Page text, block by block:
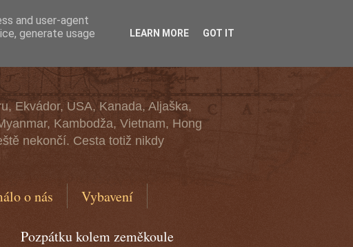
Ekvádor, USA, Kanada, Aljaška,
Kambodža, Vietnam, Hong
nekončí. Cesta totiž nikdy
o nás Vybavení
Pozpátku kolem zeměkoule
and user-agent
generate usage
LEARN MORE GOT IT